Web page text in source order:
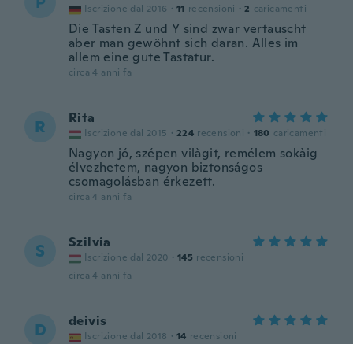
Iscrizione dal 2016 · 11 recensioni · 2 caricamenti
Die Tasten Z und Y sind zwar vertauscht
aber man gewöhnt sich daran. Alles im
allem eine gute Tastatur.
circa 4 anni fa
R Rita
Iscrizione dal 2015 · 224 recensioni · 180 caricamenti
Nagyon jó, szépen vilàgit, remélem sokàig
élvezhetem, nagyon biztonságos
csomagolásban érkezett.
circa 4 anni fa
S Szilvia
Iscrizione dal 2020 · 145 recensioni
circa 4 anni fa
D deivis
Iscrizione dal 2018 · 14 recensioni